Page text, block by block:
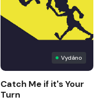
Vydáno
Catch Me if it's Your
Turn